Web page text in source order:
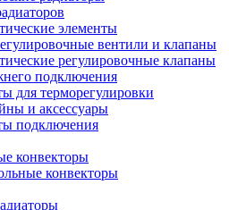
элементы
вентили и клапаны
регулировочные клапаны
подключения
для терморегулировки
и аксессуары
подключения
конвекторы
конвекторы